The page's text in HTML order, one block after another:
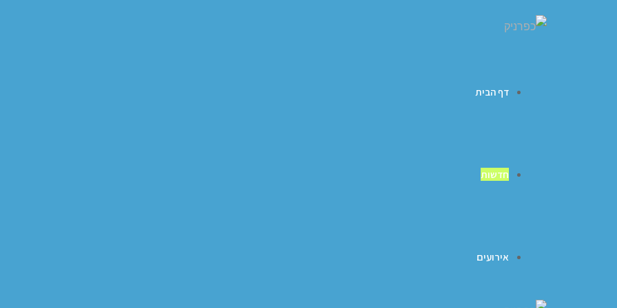
דף הבית
חדשות
אירועים